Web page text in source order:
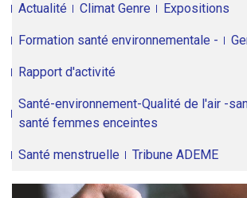
Actualité Climat Genre Expositions
Formation santé environnementale -
Rapport d'activité
Santé-environnement-Qualité de l'air -
santé femmes enceintes
Santé menstruelle Tribune ADEME